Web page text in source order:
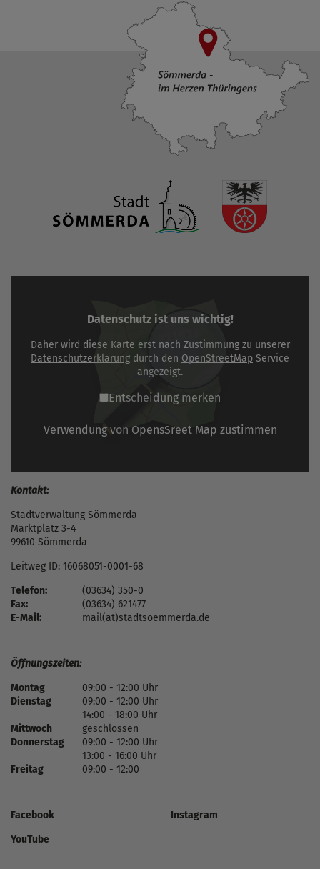
Datenschutz ist uns wichtig!
Daher wird diese Karte erst nach Zustimmung zu unserer
Datenschutzerklärung durch den OpenStreetMap Service
angezeigt.
Entscheidung merken
Verwendung von OpensSreet Map zustimmen
Kontakt:
Stadtverwaltung Sömmerda
Marktplatz 3-4
99610 Sömmerda
Leitweg ID: 16068051-0001-68
Telefon:
(03634) 350-0
Fax:
(03634) 621477
E-Mail:
mail(at)stadtsoemmerda.de
Öffnungszeiten:
Montag
09:00 - 12:00 Uhr
Dienstag
09:00 - 12:00 Uhr
14:00 - 18:00 Uhr
Mittwoch
geschlossen
Donnerstag
09:00 - 12:00 Uhr
13:00 - 16:00 Uhr
Freitag
09:00 - 12:00
Facebook
Instagram
YouTube